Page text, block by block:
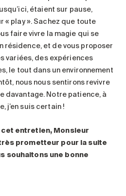
étaient sur pause,
« play ». Sachez que toute
faire vivre la magie qui se
résidence, et de vous proposer
variées, des expériences
le tout dans un environnement
nous nous sentirons revivre
davantage. Notre patience, à
j’en suis certain !
entretien, Monsieur
prometteur pour la suite
souhaitons une bonne